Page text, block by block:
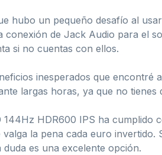
hubo un pequeño desafío al
conexión de Jack Audio para el
si no cuentas con ellos.
inesperados que encontré
largas horas, ya que no
HDR600 IPS ha cumplido
la pena cada euro
es una excelente opción.